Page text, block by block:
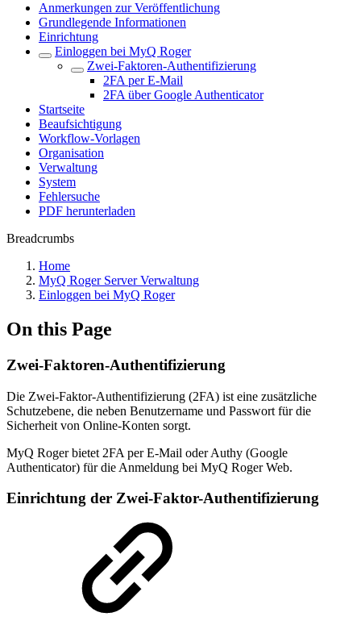
Anmerkungen zur Veröffentlichung
Grundlegende Informationen
Einrichtung
Einloggen bei MyQ Roger
Zwei-Faktoren-Authentifizierung
2FA per E-Mail
2FA über Google Authenticator
Startseite
Beaufsichtigung
Workflow-Vorlagen
Organisation
Verwaltung
System
Fehlersuche
PDF herunterladen
Breadcrumbs
Home
MyQ Roger Server Verwaltung
Einloggen bei MyQ Roger
On this Page
Zwei-Faktoren-Authentifizierung
Die Zwei-Faktor-Authentifizierung (2FA) ist eine zusätzliche
Schutzebene, die neben Benutzername und Passwort für die
Sicherheit von Online-Konten sorgt.
MyQ Roger bietet 2FA per E-Mail oder Authy (Google
Authenticator) für die Anmeldung bei MyQ Roger Web.
Einrichtung der Zwei-Faktor-Authentifizierung